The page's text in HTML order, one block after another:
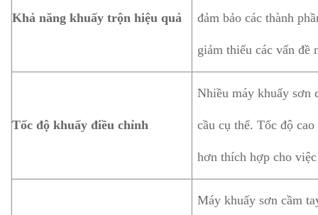
Khả năng khuấy trộn hiệu quả đảm bảo các thành
giảm thiểu các vấn đề
Tốc độ khuấy điều chỉnh
Nhiều máy khuấy sơn
cầu cụ thể. Tốc độ
hơn thích hợp cho
Máy khuấy sơn cầm